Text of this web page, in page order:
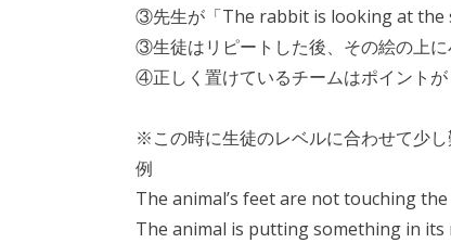
③先生が「The rabbit is looking at the
③生徒はリピートした後、その絵の上
④正しく置けているチームはポイントが
※この時に生徒のレベルに合わせて少
例
The animal’s feet are not touching
The animal is putting something in its